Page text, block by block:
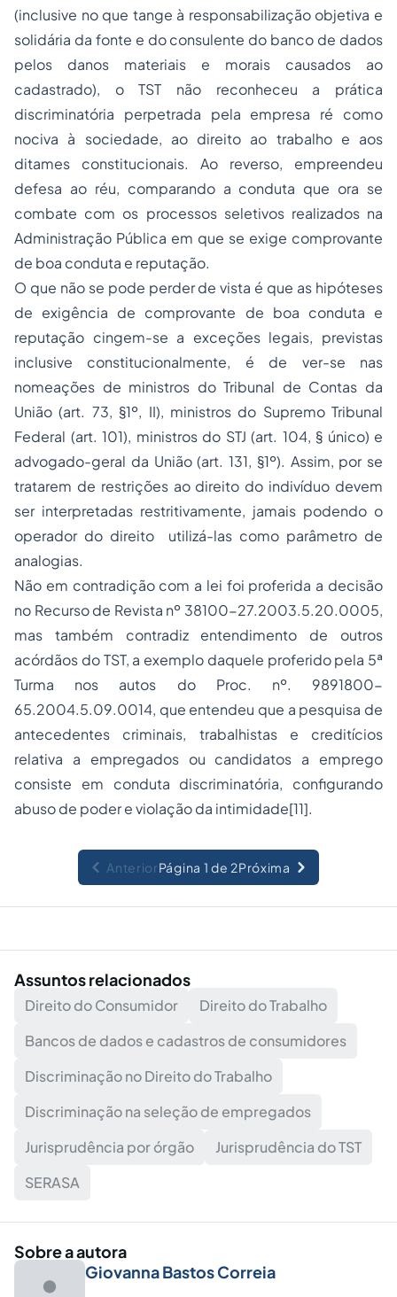
(inclusive no que tange à responsabilização objetiva e
solidária da fonte e do consulente do banco de dados
pelos danos materiais e morais causados ao
cadastrado), o TST não reconheceu a prática
discriminatória perpetrada pela empresa ré como
nociva à sociedade, ao direito ao trabalho e aos
ditames constitucionais. Ao reverso, empreendeu
defesa ao réu, comparando a conduta que ora se
combate com os processos seletivos realizados na
Administração Pública em que se exige comprovante
de boa conduta e reputação.
O que não se pode perder de vista é que as hipóteses
de exigência de comprovante de boa conduta e
reputação cingem-se a exceções legais, previstas
inclusive constitucionalmente, é de ver-se nas
nomeações de ministros do Tribunal de Contas da
União (art. 73, §1º, II), ministros do Supremo Tribunal
Federal (art. 101), ministros do STJ (art. 104, § único) e
advogado-geral da União (art. 131, §1º). Assim, por se
tratarem de restrições ao direito do indivíduo devem
ser interpretadas restritivamente, jamais podendo o
operador do direito utilizá-las como parâmetro de
analogias.
Não em contradição com a lei foi proferida a decisão
no Recurso de Revista nº 38100-27.2003.5.20.0005,
mas também contradiz entendimento de outros
acórdãos do TST, a exemplo daquele proferido pela 5ª
Turma nos autos do Proc. nº. 9891800-
65.2004.5.09.0014, que entendeu que a pesquisa de
antecedentes criminais, trabalhistas e creditícios
relativa a empregados ou candidatos a emprego
consiste em conduta discriminatória, configurando
abuso de poder e violação da intimidade[11].
AnteriorPágina 1 de 2Próxima
Assuntos relacionados
Direito do Consumidor
Direito do Trabalho
Bancos de dados e cadastros de consumidores
Discriminação no Direito do Trabalho
Discriminação na seleção de empregados
Jurisprudência por órgão
Jurisprudência do TST
SERASA
Sobre a autora
Giovanna Bastos Correia